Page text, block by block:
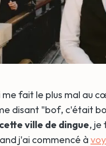
me fait le plus mal au
disant "bof, c'était
ville de dingue, je
j'ai commencé à